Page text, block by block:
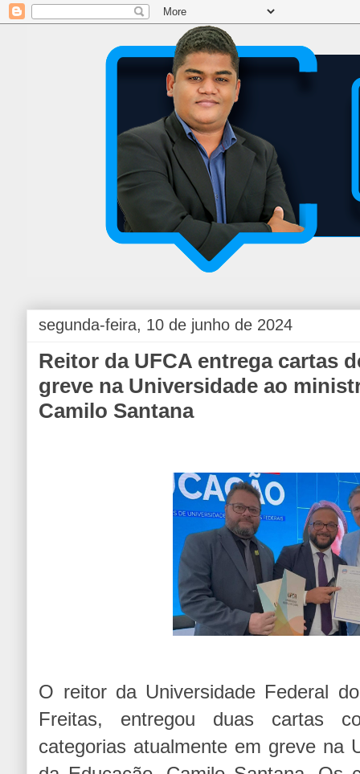
segunda-feira, 10 de junho de 2024
Reitor da UFCA entrega cartas
greve na Universidade ao
Camilo Santana
O reitor da Universidade Federal
Freitas, entregou duas cartas
categorias atualmente em greve na